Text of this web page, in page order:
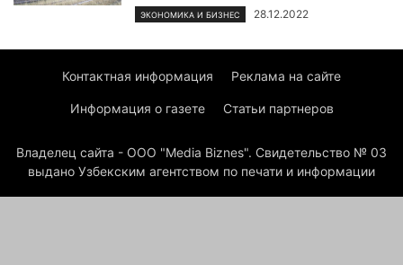
ЭКОНОМИКА И БИЗНЕС 28.12.2022
Контактная информация Реклама на сайте
Информация о газете Статьи партнеров
Владелец сайта - ООО "Media Biznes". Свидетельство № 03
выдано Узбекским агентством по печати и информации